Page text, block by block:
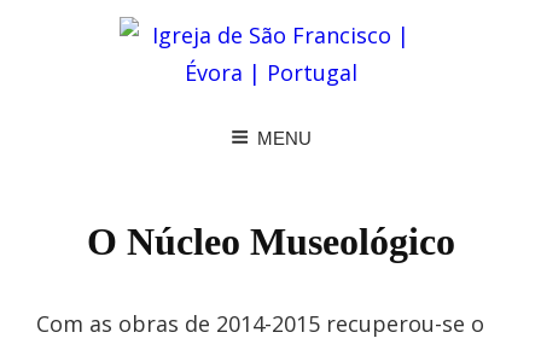
MENU
O Núcleo Museológico
Com as obras de 2014-2015 recuperou-se o